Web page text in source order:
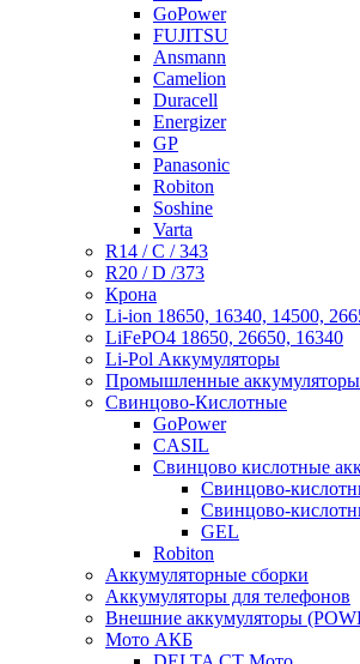
GoPower
FUJITSU
Ansmann
Camelion
Duracell
Energizer
GP
Panasonic
Robiton
Soshine
Varta
R14 / C / 343
R20 / D /373
Крона
Li-ion 18650, 16340, 14500,
LiFePO4 18650, 26650, 16340
Li-Pol Аккумуляторы
Промышленные аккумуляторы
Свинцово-Кислотные
GoPower
CASIL
Свинцово кислотные
Cвинцово-
Cвинцово-
GEL
Robiton
Аккумуляторные сборки
Аккумуляторы для телефонов
Внешние аккумуляторы
Мото АКБ